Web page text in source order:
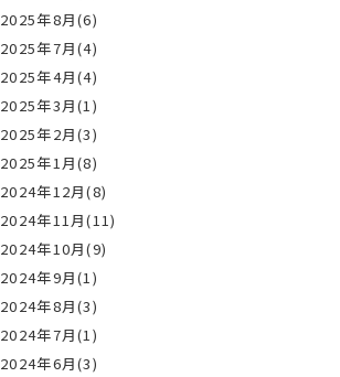
2025年8月(6)
2025年7月(4)
2025年4月(4)
2025年3月(1)
2025年2月(3)
2025年1月(8)
2024年12月(8)
2024年11月(11)
2024年10月(9)
2024年9月(1)
2024年8月(3)
2024年7月(1)
2024年6月(3)